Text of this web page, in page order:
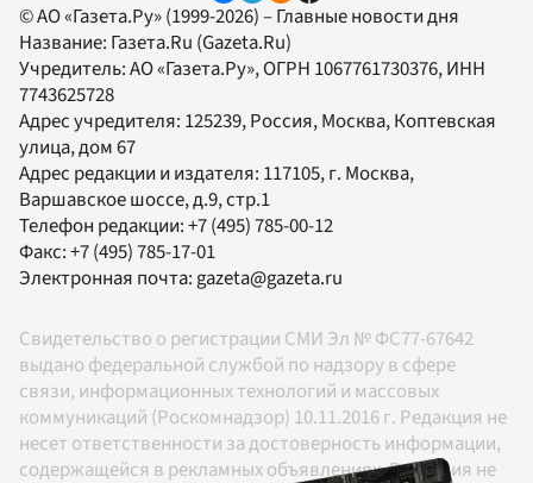
© АО «Газета.Ру» (1999-2026) – Главные новости дня
Название: Газета.Ru (Gazeta.Ru)
Учредитель:АО «Газета.Ру», ОГРН 1067761730376, ИНН
7743625728
Адрес учредителя: 125239, Россия, Москва, Коптевская
улица, дом 67
Адрес редакции и издателя: 117105, г. Москва,
Варшавское шоссе, д.9, стр.1
Телефон редакции:+7 (495) 785-00-12
Факс:+7 (495) 785-17-01
Электронная почта:gazeta@gazeta.ru
Свидетельство о регистрации СМИ Эл № ФС77-67642
выдано федеральной службой по надзору в сфере
связи, информационных технологий и массовых
коммуникаций (Роскомнадзор) 10.11.2016 г. Редакция не
несет ответственности за достоверность информации,
содержащейся в рекламных объявлениях. Редакция не